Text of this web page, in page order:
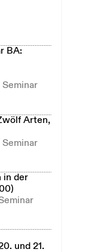
BA:
Arten,
in der
und 21.